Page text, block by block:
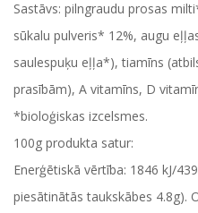
Sastāvs: pilngraudu prosas
sūkalu pulveris* 12%, augu
saulespuķu eļļa*), tiamīns
prasībām), A vitamīns, D
*bioloģiskas izcelsmes.
100g produkta satur:
Enerģētiskā vērtība: 1846 kJ/
piesātinātās taukskābes 4.8g).